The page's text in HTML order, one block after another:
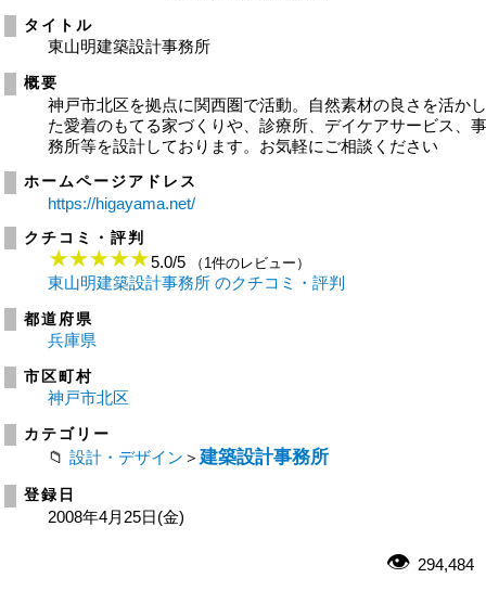
タイトル
東山明建築設計事務所
概要
神戸市北区を拠点に関西圏で活動。自然素材の良さを活か
た愛着のもてる家づくりや、診療所、デイケアサービス、
務所等を設計しております。お気軽にご相談ください
ホームページアドレス
https://higayama.net/
クチコミ・評判
5.0/5 （1件のレビュー）
東山明建築設計事務所 のクチコミ・評判
都道府県
兵庫県
市区町村
神戸市北区
カテゴリー
設計・デザイン ＞ 建築設計事務所
登録日
2008年4月25日(金)
294,484